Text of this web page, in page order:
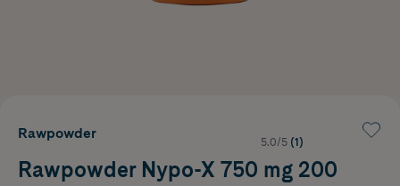
Rawpowder
5.0/5 (1)
Rawpowder Nypo-X 750 mg 200